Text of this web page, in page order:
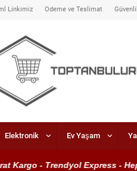
Linkimiz Ödeme ve Teslimat
Elektronik Ev Yaşam
- Trendyol Express -